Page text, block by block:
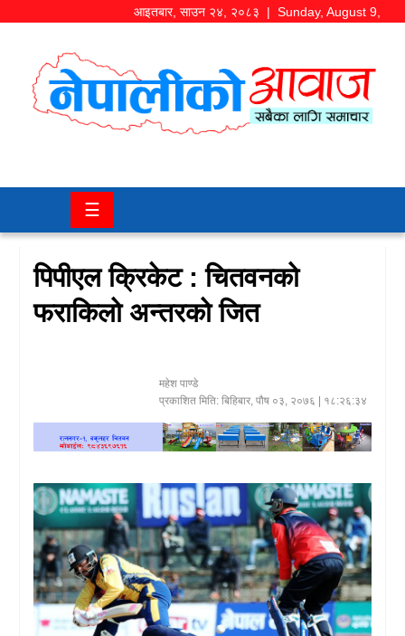
आइतबार, साउन २४, २०८३ | Sunday, August 9,
समाज/
चितवन
कला/
मनोरञ्जन
खेलकुद
प्रवास/
विश्व
स्वास्थ्य/
रोचक
☰
पिपीएल क्रिकेट : चितवनको
फराकिलो अन्तरको जित
महेश पाण्डे
प्रकाशित मिति: बिहिबार, पौष ०३, २०७६ | १८:२६:३४